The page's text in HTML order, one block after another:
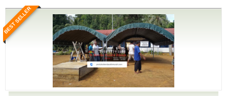
BEST SELLER